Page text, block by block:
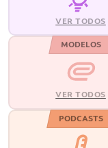
VER TODOS
MODELOS
VER TODOS
PODCASTS